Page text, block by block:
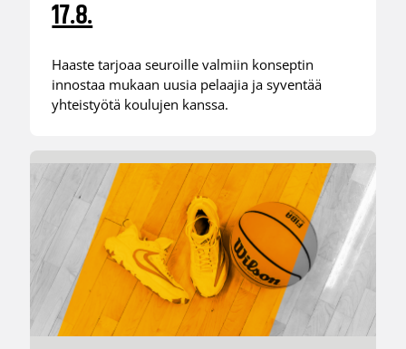
17.8.
Haaste tarjoaa seuroille valmiin konseptin
innostaa mukaan uusia pelaajia ja syventää
yhteistyötä koulujen kanssa.